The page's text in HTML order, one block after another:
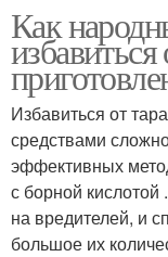
Как
Избавиться от
средствами
эффективных
с борной кислотой
на вредителей, и
большое их